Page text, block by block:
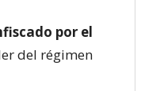
por el
del régimen